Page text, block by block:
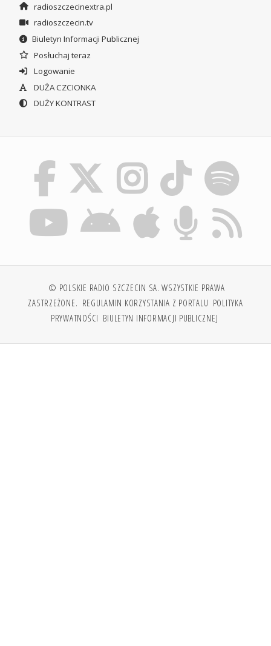
radioszczecinextra.pl
radioszczecin.tv
Biuletyn Informacji Publicznej
Posłuchaj teraz
Logowanie
DUŻA CZCIONKA
DUŻY KONTRAST
© POLSKIE RADIO SZCZECIN SA. WSZYSTKIE PRAWA
ZASTRZEŻONE. REGULAMIN KORZYSTANIA Z PORTALU POLITYKA
PRYWATNOŚCI BIULETYN INFORMACJI PUBLICZNEJ